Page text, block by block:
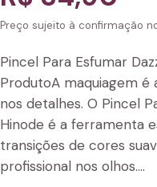
Preço sujeito à confirmação
Pincel Para Esfumar
ProdutoA maquiagem é
nos detalhes. O Pincel
Hinode é a ferramenta
transições de cores
profissional nos olhos.…